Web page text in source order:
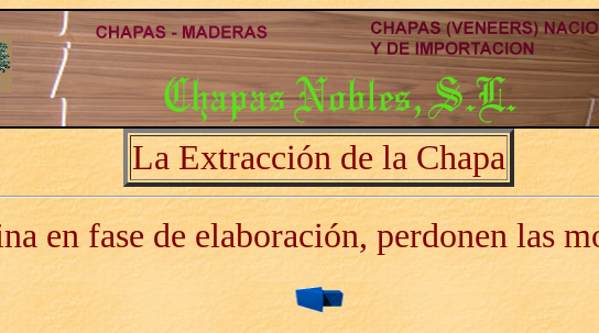
La Extracción de la Chapa
en fase de elaboración, perdonen las